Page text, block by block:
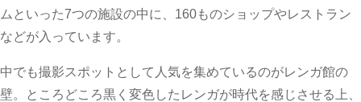
ムといった7つの施設の中に、160ものショップやレストラン
などが入っています。
中でも撮影スポットとして人気を集めているのがレンガ館の
壁。ところどころ黒く変色したレンガが時代を感じさせる上、